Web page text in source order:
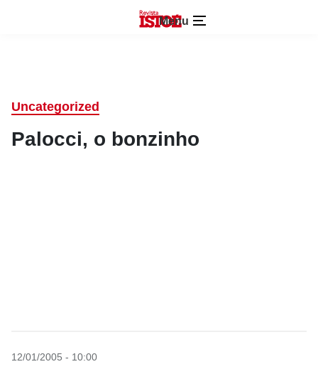
Menu
Uncategorized
Palocci, o bonzinho
12/01/2005 - 10:00